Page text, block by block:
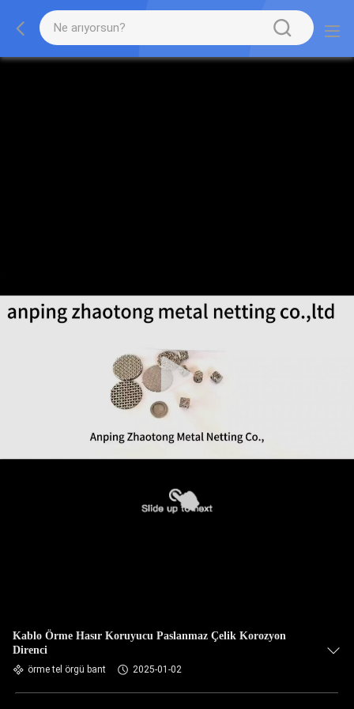
Kablo Örme Hasır Koruyucu Paslanmaz Çelik Korozyon
Direnci
örme tel örgü bant 2025-01-02